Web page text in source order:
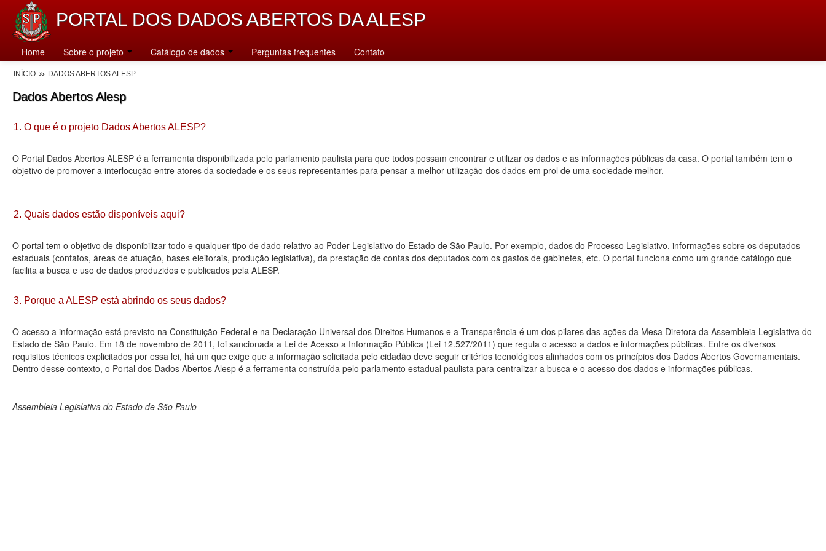
PORTAL DOS DADOS ABERTOS DA ALESP
Home Sobre o projeto Catálogo de dados Perguntas frequentes Contato
INÍCIO DADOS ABERTOS ALESP
Dados Abertos Alesp
1. O que é o projeto Dados Abertos ALESP?
O Portal Dados Abertos ALESP é a ferramenta disponibilizada pelo parlamento paulista para que todos possam encontrar e utilizar os dados e as informações públicas da casa. O portal também tem o
objetivo de promover a interlocução entre atores da sociedade e os seus representantes para pensar a melhor utilização dos dados em prol de uma sociedade melhor.
2. Quais dados estão disponíveis aqui?
O portal tem o objetivo de disponibilizar todo e qualquer tipo de dado relativo ao Poder Legislativo do Estado de São Paulo. Por exemplo, dados do Processo Legislativo, informações sobre os deputados
estaduais (contatos, áreas de atuação, bases eleitorais, produção legislativa), da prestação de contas dos deputados com os gastos de gabinetes, etc. O portal funciona como um grande catálogo que
facilita a busca e uso de dados produzidos e publicados pela ALESP.
3. Porque a ALESP está abrindo os seus dados?
O acesso a informação está previsto na Constituição Federal e na Declaração Universal dos Direitos Humanos e a Transparência é um dos pilares das ações da Mesa Diretora da Assembleia Legislativa do
Estado de São Paulo. Em 18 de novembro de 2011, foi sancionada a Lei de Acesso a Informação Pública (Lei 12.527/2011) que regula o acesso a dados e informações públicas. Entre os diversos
requisitos técnicos explicitados por essa lei, há um que exige que a informação solicitada pelo cidadão deve seguir critérios tecnológicos alinhados com os princípios dos Dados Abertos Governamentais.
Dentro desse contexto, o Portal dos Dados Abertos Alesp é a ferramenta construída pelo parlamento estadual paulista para centralizar a busca e o acesso dos dados e informações públicas.
Assembleia Legislativa do Estado de São Paulo